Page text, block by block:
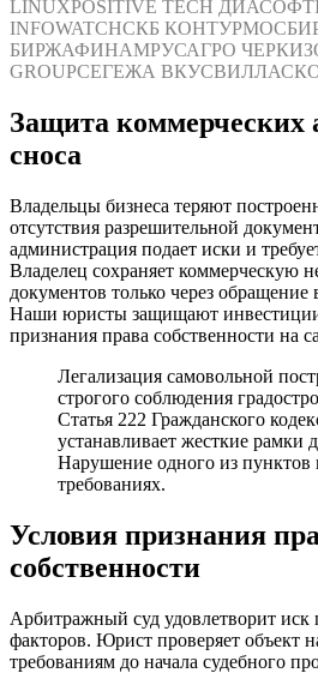
LINUXPOSITIVE TECH ДИАСОФТ
INFOWATCHСКБ КОНТУР
БИРЖАФИНАМРУСАГРО
GROUPСЕГЕЖА ВКУСВИЛЛ
Защита коммерческих
сноса
Владельцы бизнеса теряют
отсутствия разрешительной
администрация подает иски и
Владелец сохраняет коммерческую
документов только через
Наши юристы защищают инвестиции
признания права собственности на
Легализация самовольной
строгого соблюдения
Статья 222 Гражданского
устанавливает жесткие рамки
Нарушение одного из пунктов
требованиях.
Условия признания
собственности
Арбитражный суд удовлетворит иск
факторов. Юрист проверяет объект
требованиям до начала судебного